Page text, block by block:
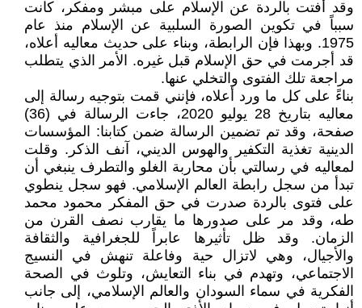
وقد أفتت بالردة عن الإسلام على مبشر ومفكر، كانت
سبباً في تكوين الصورة السلبية عن الإسلام منذ عام
1975. وبهذا فإن الرابطة، وبناء على حديث معاليه أعلاه،
قد أجرمت في حق الإسلام قبل غيره. الأمر الذي يتطلب
مراجعة تلك الفتوى والتخلي عنها.
بناءً على كل ما ورد أعلاه، فإنني قمت بتوجيه رسالة إلى
معاليه بتاريخ 28 يوليو 2020، جاءت الرسالة في (36)
صفحة، وقد تم تضمين الرسالة ضمن كتابنا: المؤسسات
الدينية تغذية التكفير والهوس الديني، آنف الذكر. وقلت
لمعاليه في رسالتي بأن محاربة الغلو والتطرف ينبغي أن
تبدأ من سجل رابطة العالم الإسلامي. فهو سجل ينطوي
على فتوى بالردة صدرت في حق المفكر محمود محمد
طه، وقد مر على صدورها ما يقارب نصف القرن من
الزمان. وقد ظل تأثيرها عابراً للجغرافية والثقافة
والأجيال، وهي لاتزال حية وفاعلة تنهش في النسيج
الاجتماعي، وتهدم في بناء التعايش، وتلوث في الصحة
الفكرية في سماء السودان والعالم الإسلامي، إلى جانب